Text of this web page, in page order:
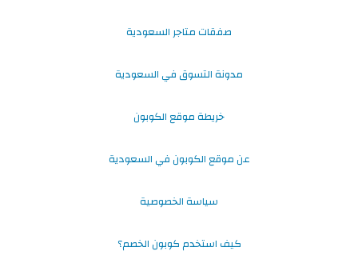
صفقات متاجر السعودية
مدونة التسوق في السعودية
خريطة موقع الكوبون
عن موقع الكوبون في السعودية
سياسة الخصوصية
كيف استخدم كوبون الخصم؟